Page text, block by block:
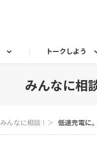
トークしよう
みんなに相
みんなに相談！ ＞ 低速充電に。